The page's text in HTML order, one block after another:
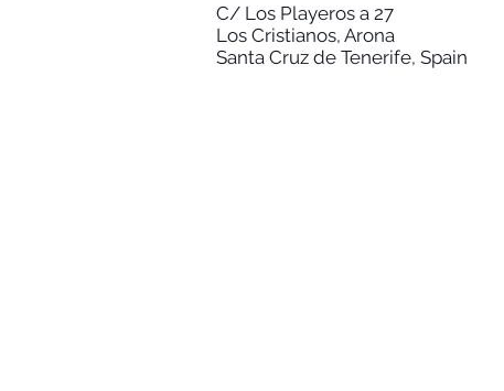
C/ Los Playeros a 27
Los Cristianos, Arona
Santa Cruz de Tenerife, Spain